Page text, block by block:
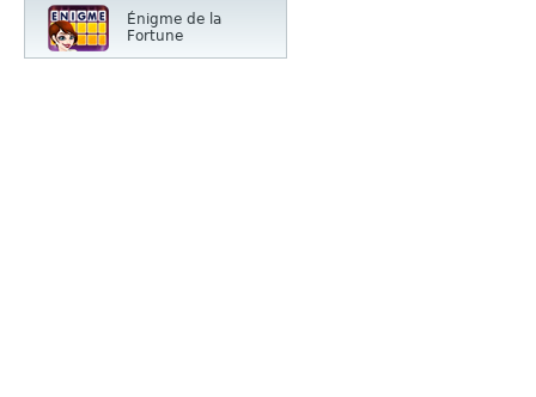
Énigme de la
Fortune